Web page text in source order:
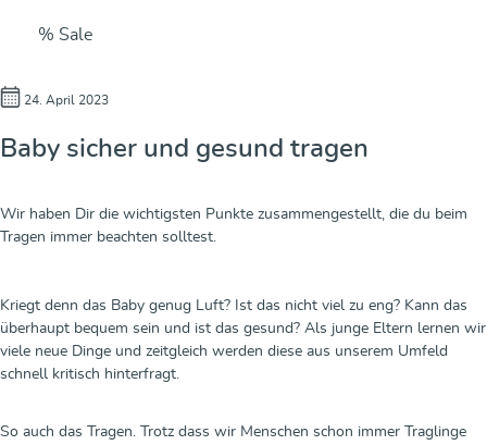
% Sale
24. April 2023
Baby sicher und gesund tragen
Wir haben Dir die wichtigsten Punkte zusammengestellt, die du beim
Tragen immer beachten solltest.
Kriegt denn das Baby genug Luft? Ist das nicht viel zu eng? Kann das
überhaupt bequem sein und ist das gesund? Als junge Eltern lernen wir
viele neue Dinge und zeitgleich werden diese aus unserem Umfeld
schnell kritisch hinterfragt.
So auch das Tragen. Trotz dass wir Menschen schon immer Traglinge